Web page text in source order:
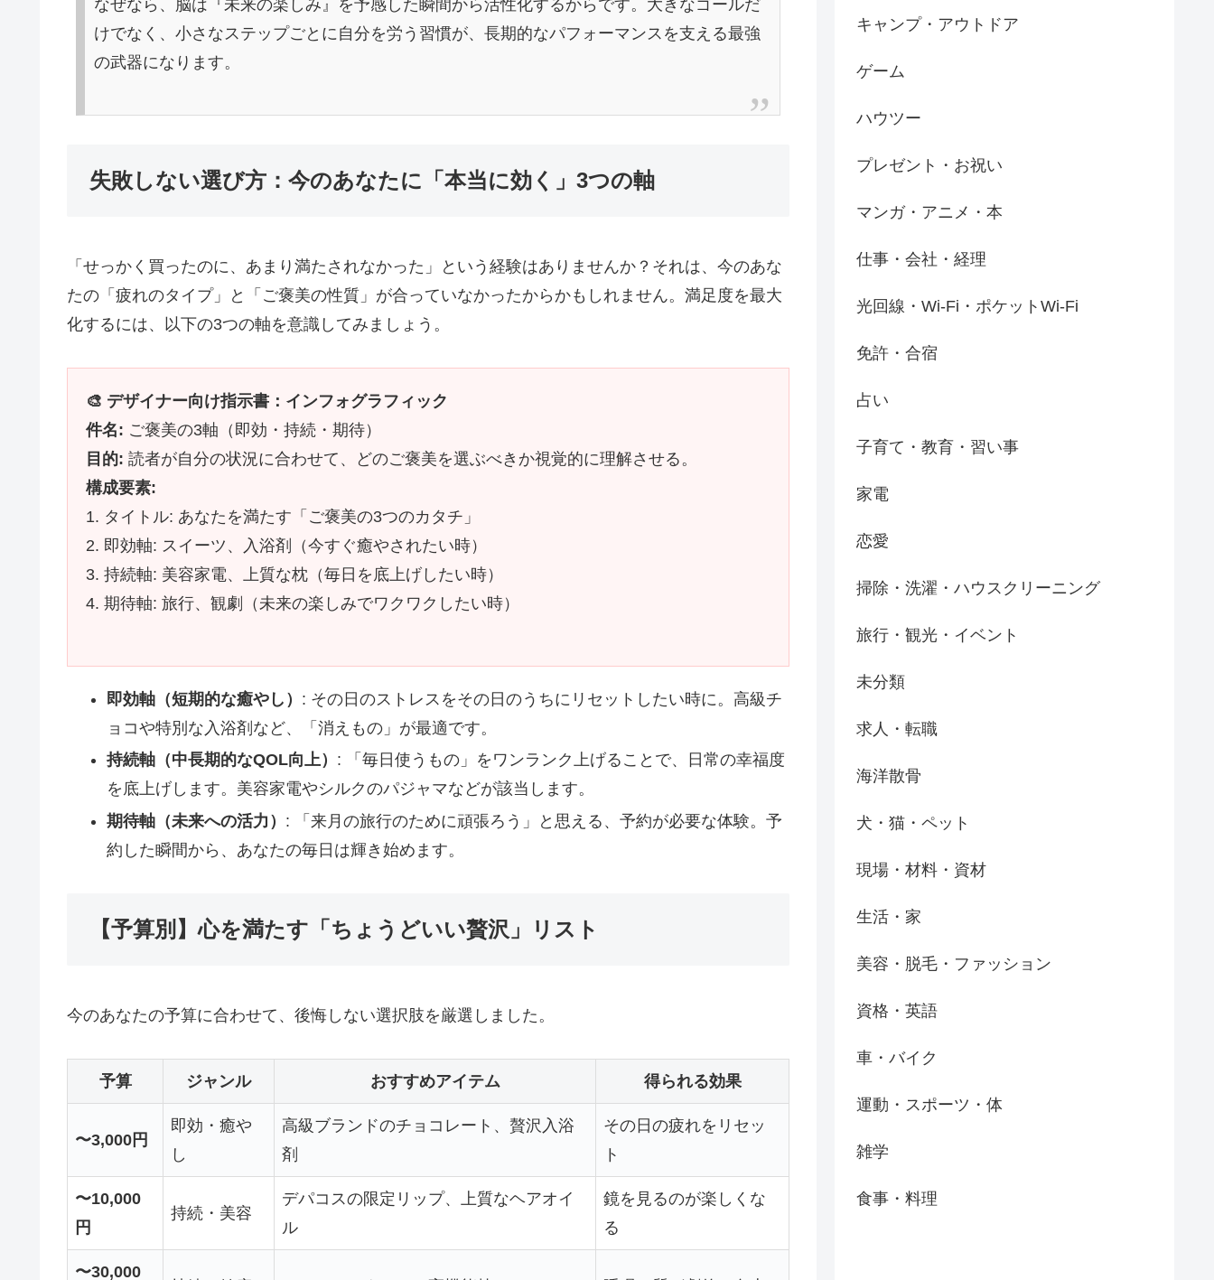
なぜなら、脳は『未来の楽しみ』を予感した瞬間から活性化するからです。大きなゴールだ
けでなく、小さなステップごとに自分を労う習慣が、長期的なパフォーマンスを支える最強
の武器になります。
失敗しない選び方：今のあなたに「本当に効く」3つの軸
「せっかく買ったのに、あまり満たされなかった」という経験はありませんか？それは、今のあな
たの「疲れのタイプ」と「ご褒美の性質」が合っていなかったからかもしれません。満足度を最大
化するには、以下の3つの軸を意識してみましょう。
🎨 デザイナー向け指示書：インフォグラフィック
件名: ご褒美の3軸（即効・持続・期待）
目的: 読者が自分の状況に合わせて、どのご褒美を選ぶべきか視覚的に理解させる。
構成要素:
1. タイトル: あなたを満たす「ご褒美の3つのカタチ」
2. 即効軸: スイーツ、入浴剤（今すぐ癒やされたい時）
3. 持続軸: 美容家電、上質な枕（毎日を底上げしたい時）
4. 期待軸: 旅行、観劇（未来の楽しみでワクワクしたい時）
即効軸（短期的な癒やし） : その日のストレスをその日のうちにリセットしたい時に。高級チ
ョコや特別な入浴剤など、「消えもの」が最適です。
持続軸（中長期的なQOL向上） : 「毎日使うもの」をワンランク上げることで、日常の幸福度
を底上げします。美容家電やシルクのパジャマなどが該当します。
期待軸（未来への活力） : 「来月の旅行のために頑張ろう」と思える、予約が必要な体験。予
約した瞬間から、あなたの毎日は輝き始めます。
【予算別】心を満たす「ちょうどいい贅沢」リスト
今のあなたの予算に合わせて、後悔しない選択肢を厳選しました。
予算 ジャンル おすすめアイテム 得られる効果
〜3,000円
即効・癒や
し
高級ブランドのチョコレート、贅沢入浴
剤
その日の疲れをリセッ
ト
〜10,000
円
持続・美容
デパコスの限定リップ、上質なヘアオイ
ル
鏡を見るのが楽しくな
る
〜30,000
キャンプ・アウトドア
ゲーム
ハウツー
プレゼント・お祝い
マンガ・アニメ・本
仕事・会社・経理
光回線・Wi-Fi・ポケットWi-Fi
免許・合宿
占い
子育て・教育・習い事
家電
恋愛
掃除・洗濯・ハウスクリーニング
旅行・観光・イベント
未分類
求人・転職
海洋散骨
犬・猫・ペット
現場・材料・資材
生活・家
美容・脱毛・ファッション
資格・英語
車・バイク
運動・スポーツ・体
雑学
食事・料理